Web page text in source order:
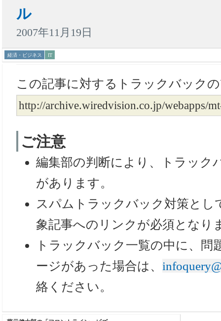
ル
2007年11月19日
経済・ビジネス IT
この記事に対するトラックバック
http://archive.wiredvision.co.jp/webapps/
ご注意
編集部の判断により、トラック
があります。
スパムトラックバック対策とし
象記事へのリンクが必須となり
トラックバック一覧の中に、問
ージがあった場合は、
絡ください。